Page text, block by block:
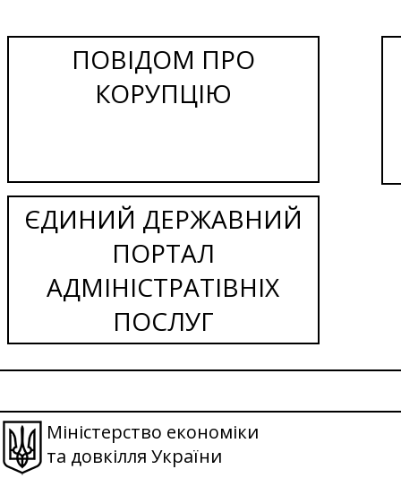
ПОВІДОМ ПРО
КОРУПЦІЮ
ЄДИНИЙ ДЕРЖАВНИЙ
ПОРТАЛ
АДМІНІСТРАТІВНІХ
ПОСЛУГ
Міністерство економіки
та довкілля України